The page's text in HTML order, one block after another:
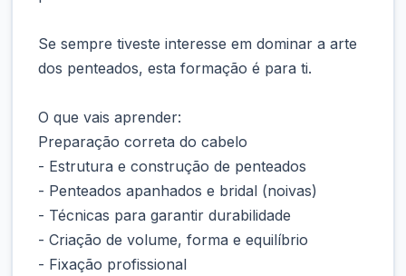
Se sempre tiveste interesse em dominar a arte
dos penteados, esta formação é para ti.
O que vais aprender:
Preparação correta do cabelo
- Estrutura e construção de penteados
- Penteados apanhados e bridal (noivas)
- Técnicas para garantir durabilidade
- Criação de volume, forma e equilíbrio
- Fixação profissional